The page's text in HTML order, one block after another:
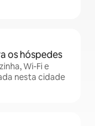
os hóspedes
Wi-Fi e
nesta cidade